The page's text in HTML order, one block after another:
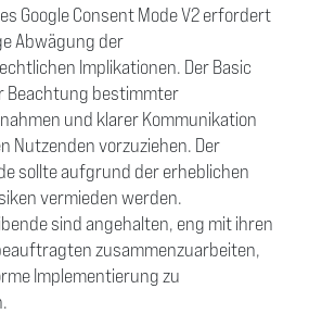
Google Consent Mode V2 erfordert
Abwägung der
Implikationen. Der Basic
Beachtung bestimmter
und klarer Kommunikation
Nutzenden vorzuziehen. Der
sollte aufgrund der erheblichen
vermieden werden.
sind angehalten, eng mit ihren
zusammenzuarbeiten,
Implementierung zu